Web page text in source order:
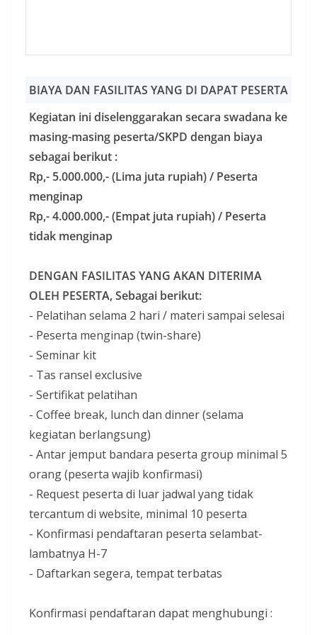
BIAYA DAN FASILITAS YANG DI DAPAT PESERTA
Kegiatan ini diselenggarakan secara swadana ke
masing-masing peserta/SKPD dengan biaya
sebagai berikut :
Rp,- 5.000.000,- (Lima juta rupiah) / Peserta
menginap
Rp,- 4.000.000,- (Empat juta rupiah) / Peserta
tidak menginap
DENGAN FASILITAS YANG AKAN DITERIMA
OLEH PESERTA, Sebagai berikut:
- Pelatihan selama 2 hari / materi sampai selesai
- Peserta menginap (twin-share)
- Seminar kit
- Tas ransel exclusive
- Sertifikat pelatihan
- Coffee break, lunch dan dinner (selama
kegiatan berlangsung)
- Antar jemput bandara peserta group minimal 5
orang (peserta wajib konfirmasi)
- Request peserta di luar jadwal yang tidak
tercantum di website, minimal 10 peserta
- Konfirmasi pendaftaran peserta selambat-
lambatnya H-7
- Daftarkan segera, tempat terbatas
Konfirmasi pendaftaran dapat menghubungi :